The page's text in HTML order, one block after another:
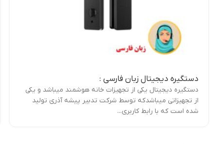
دستگیره دیجیتال زبان فارسی :
دستگیره دیجیتال یکی از تجهیزات خانه هوشمند میباشد و یکی
از تجهیزاتی میباشدکه توسط شرکت تدبیر پیشه آذری تولید
شده است که با رابط کاربری...